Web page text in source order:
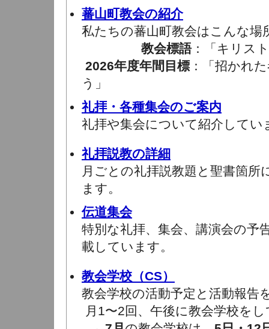
蕃山町教会の紹介
私たちの蕃山町教会はこんな場
教会標語：「キリス
2026年度年間目標 ：「招かれ
う」
礼拝・各種集会のご案内
礼拝や集会について紹介してい
礼拝説教の詳細
月ごとの礼拝説教題と聖書箇所
ます。
伝道集会
特別な礼拝、集会、講演会の予
載しています。
教会学校（CS）
教会学校の活動予定と活動報告
月1〜2回、午後に教会学校を